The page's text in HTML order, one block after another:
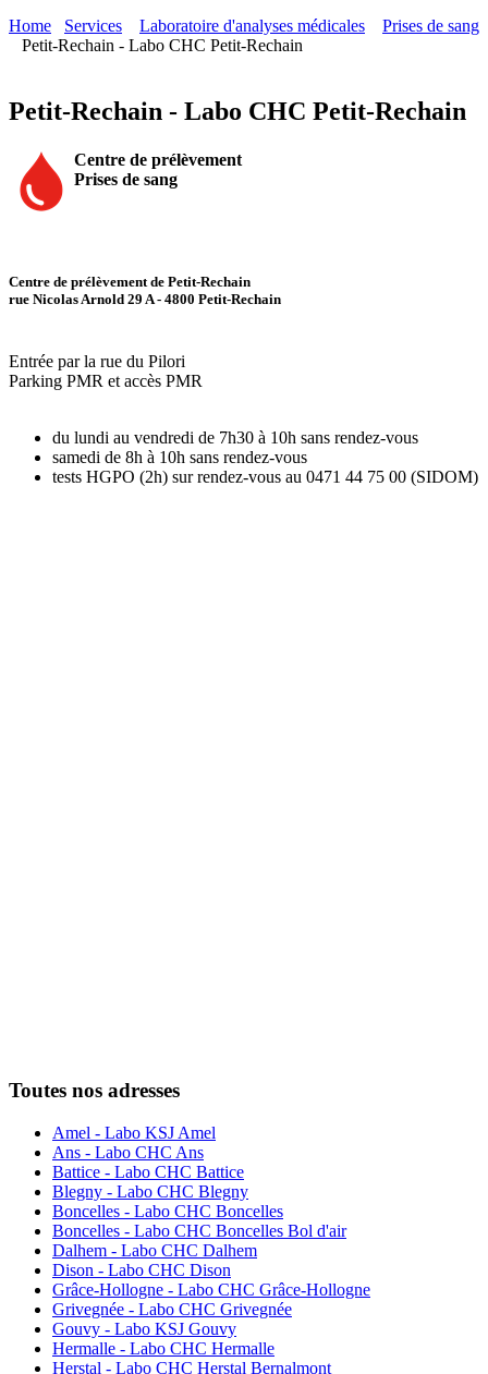
Home
Services Laboratoire d'analyses médicales
Prises de sang
Petit-Rechain - Labo CHC Petit-Rechain
Petit-Rechain - Labo CHC Petit-Rechain
Centre de prélèvement
Prises de sang
Centre de prélèvement de Petit-Rechain
rue Nicolas Arnold 29 A - 4800 Petit-Rechain
Entrée par la rue du Pilori
Parking PMR et accès PMR
du lundi au vendredi de 7h30 à 10h sans rendez-vous
samedi de 8h à 10h sans rendez-vous
tests HGPO (2h) sur rendez-vous au 0471 44 75 00 (SIDOM)
Toutes nos adresses
Amel - Labo KSJ Amel
Ans - Labo CHC Ans
Battice - Labo CHC Battice
Blegny - Labo CHC Blegny
Boncelles - Labo CHC Boncelles
Boncelles - Labo CHC Boncelles Bol d'air
Dalhem - Labo CHC Dalhem
Dison - Labo CHC Dison
Grâce-Hollogne - Labo CHC Grâce-Hollogne
Grivegnée - Labo CHC Grivegnée
Gouvy - Labo KSJ Gouvy
Hermalle - Labo CHC Hermalle
Herstal - Labo CHC Herstal Bernalmont